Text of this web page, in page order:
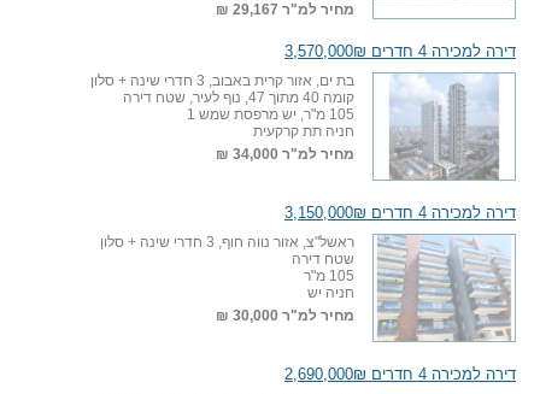
מחיר למ"ר 29,167 ₪
דירה למכירה 4 חדרים 3,570,000₪
בת ים, אזור קרית באבוב, 3 חדרי שינה + סלון
קומה 40 מתוך 47, נוף לעיר, שטח דירה
105 מ"ר, יש מרפסת שמש 1
חניה תת קרקעית
מחיר למ"ר 34,000 ₪
דירה למכירה 4 חדרים 3,150,000₪
ראשל"צ, אזור נווה חוף, 3 חדרי שינה + סלון
שטח דירה
105 מ"ר
חניה יש
מחיר למ"ר 30,000 ₪
דירה למכירה 4 חדרים 2,690,000₪